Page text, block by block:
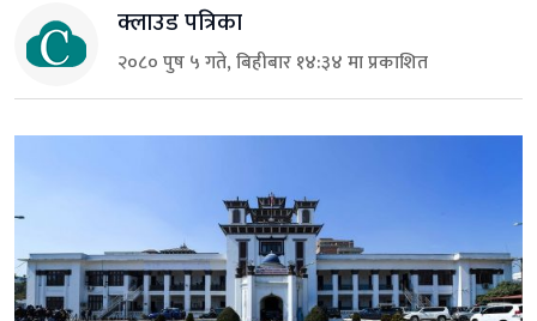
क्लाउड पत्रिका
२०८० पुष ५ गते, बिहीबार १४:३४ मा प्रकाशित